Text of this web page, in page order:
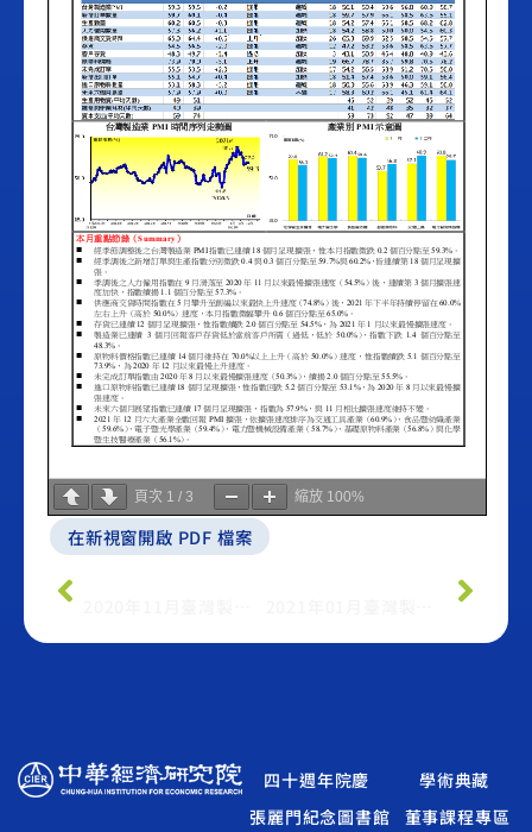
頁次 1 / 3 縮放 100%
在新視窗開啟 PDF 檔案
四十週年院慶
學術典藏
張麗門紀念圖書館
董事課程專區